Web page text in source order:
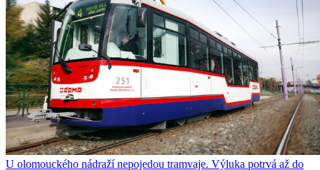
U olomouckého nádraží nepojedou tramvaje. Výluka potrvá až do